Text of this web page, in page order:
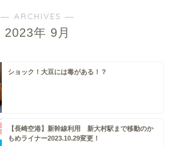
― ARCHIVES ―
2023年 9月
ショック！大豆には毒がある！？
【長崎空港】新幹線利用 新大村駅まで移動のか
もめライナー2023.10.29変更！